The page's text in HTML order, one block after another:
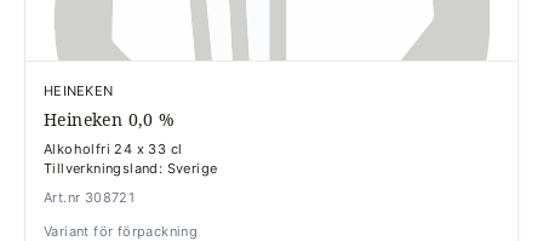
HEINEKEN
Heineken 0,0 %
Alkoholfri 24 x 33 cl
Tillverkningsland: Sverige
Art.nr 308721
Variant för förpackning